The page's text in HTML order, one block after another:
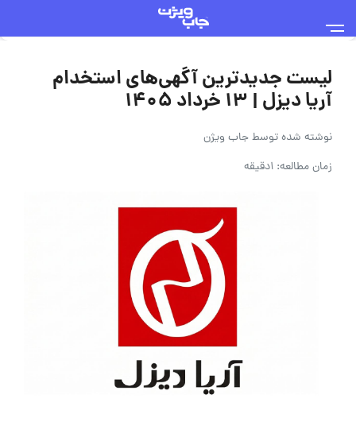
لیست جدیدترین آگهی‌های استخدام
آریا دیزل | ۱۳ خرداد ۱۴۰۵
نوشته شده توسطجاب ویژن
زمان مطالعه: 1دقیقه